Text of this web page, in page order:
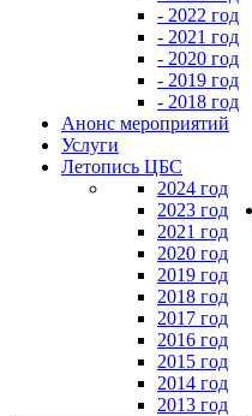
- 2022 год
- 2021 год
- 2020 год
- 2019 год
- 2018 год
Анонс мероприятий
Услуги
Летопись ЦБС
2024 год
2023 год
2021 год
2020 год
2019 год
2018 год
2017 год
2016 год
2015 год
2014 год
2013 год